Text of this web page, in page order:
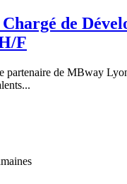
de
F
partenaire de MBway